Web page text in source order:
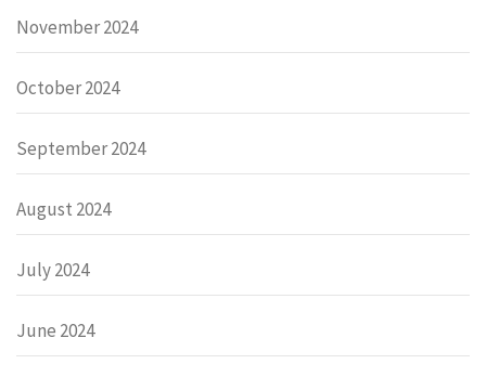
November 2024
October 2024
September 2024
August 2024
July 2024
June 2024